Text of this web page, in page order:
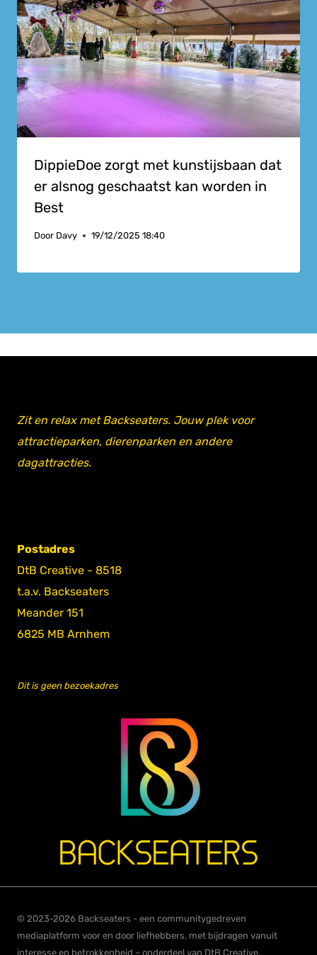
DippieDoe zorgt met kunstijsbaan dat
er alsnog geschaatst kan worden in
Best
Door Davy 19/12/2025 18:40
Zit en relax met Backseaters. Jouw plek voor
attractieparken, dierenparken en andere
dagattracties.
Postadres
DtB Creative - 8518
t.a.v. Backseaters
Meander 151
6825 MB Arnhem
Dit is geen bezoekadres
© 2023-2026 Backseaters - een communitygedreven
mediaplatform voor en door liefhebbers, met bijdragen vanuit
interesse en betrokkenheid – onderdeel van DtB Creative.